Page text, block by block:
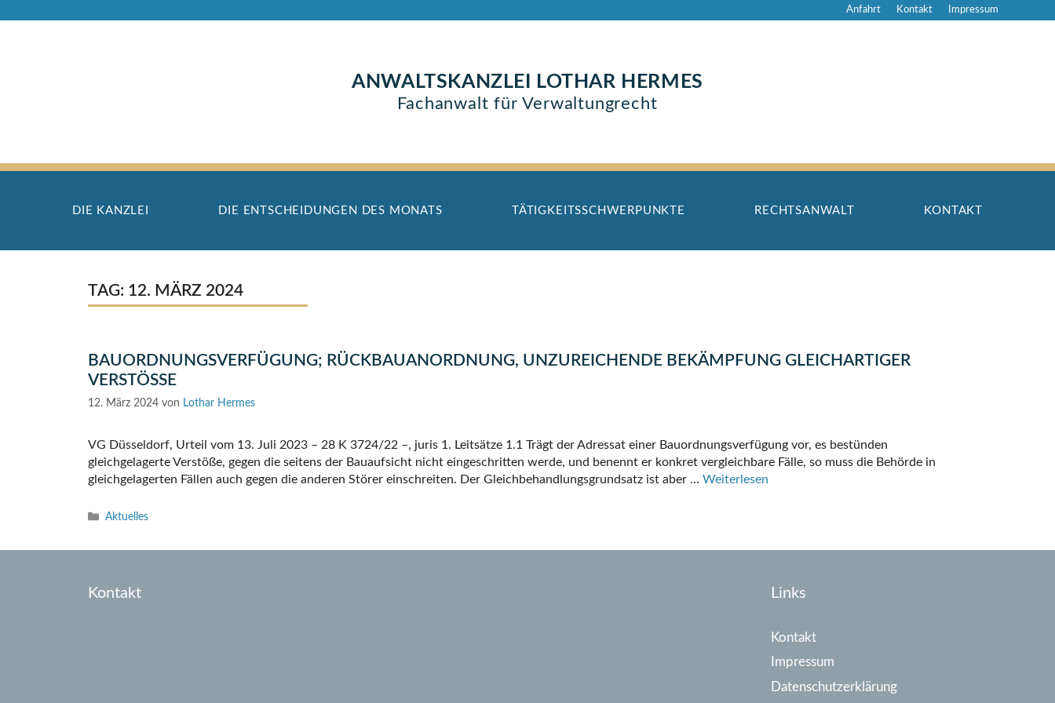
Anfahrt Kontakt Impressum
ANWALTSKANZLEI LOTHAR HERMES
Fachanwalt für Verwaltungrecht
DIE KANZLEI DIE ENTSCHEIDUNGEN DES MONATS TÄTIGKEITSSCHWERPUNKTE RECHTSANWALT KONTAKT
TAG: 12. MÄRZ 2024
BAUORDNUNGSVERFÜGUNG; RÜCKBAUANORDNUNG, UNZUREICHENDE BEKÄMPFUNG GLEICHARTIGER
VERSTÖSSE
12. März 2024 von Lothar Hermes
VG Düsseldorf, Urteil vom 13. Juli 2023 – 28 K 3724/22 –, juris 1. Leitsätze 1.1 Trägt der Adressat einer Bauordnungsverfügung vor, es bestünden
gleichgelagerte Verstöße, gegen die seitens der Bauaufsicht nicht eingeschritten werde, und benennt er konkret vergleichbare Fälle, so muss die Behörde in
gleichgelagerten Fällen auch gegen die anderen Störer einschreiten. Der Gleichbehandlungsgrundsatz ist aber … Weiterlesen
Kategorien
Aktuelles
Kontakt Links
Kontakt
Impressum
Datenschutzerklärung